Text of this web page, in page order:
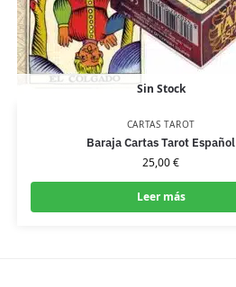
Sin Stock
CARTAS TAROT
Baraja Cartas Tarot Español
25,00€
Leer más